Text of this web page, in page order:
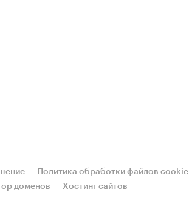
Политика обработки файлов cookie
доменов Хостинг сайтов